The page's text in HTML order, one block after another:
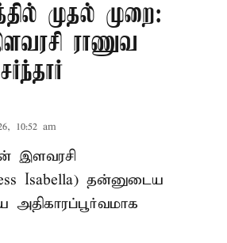
முதல் முறை:
ராணுவ
10:52 am
இளவரசி
Isabella) தன்னுடைய